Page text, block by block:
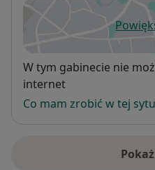
Dostępność
W tym gabinecie nie
internet
Co mam zrobić w tej